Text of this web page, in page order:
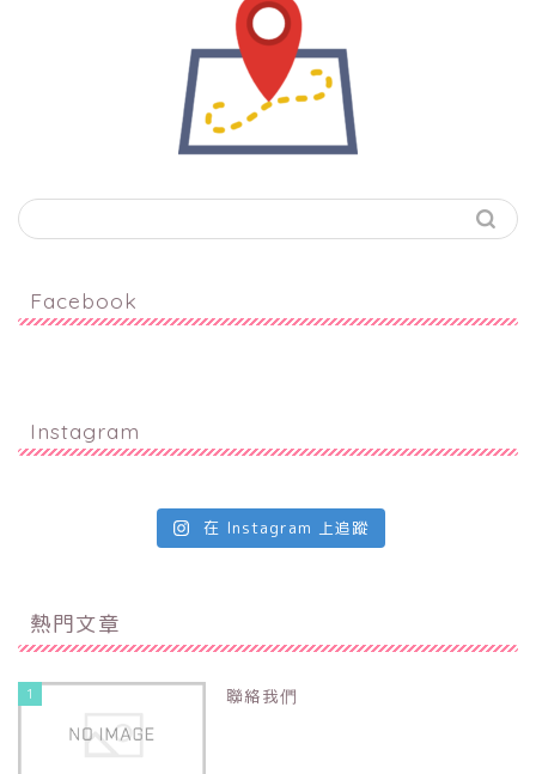
Facebook
Instagram
在 Instagram 上追蹤
熱門文章
1 聯絡我們